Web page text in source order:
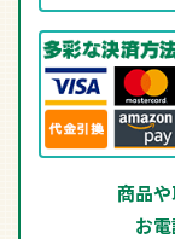
商品
お